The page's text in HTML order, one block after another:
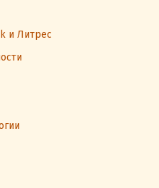
и Литрес